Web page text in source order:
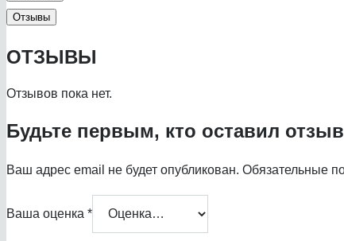
Отзывы
ОТЗЫВЫ
Отзывов пока нет.
Будьте первым, кто оставил
Ваш адрес email не будет опубликован. Обязательные
Ваша оценка *